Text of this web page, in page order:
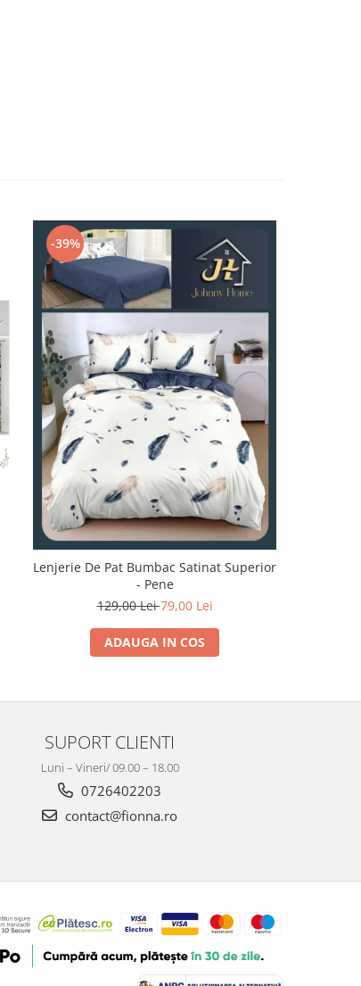
-39%
Lenjerie De Pat Bumbac Satinat Superior
- Pene
129,00 Lei79,00 Lei
ADAUGA IN COS
SUPORT CLIENTI
Luni – Vineri/ 09.00 – 18.00
0726402203
contact@fionna.ro